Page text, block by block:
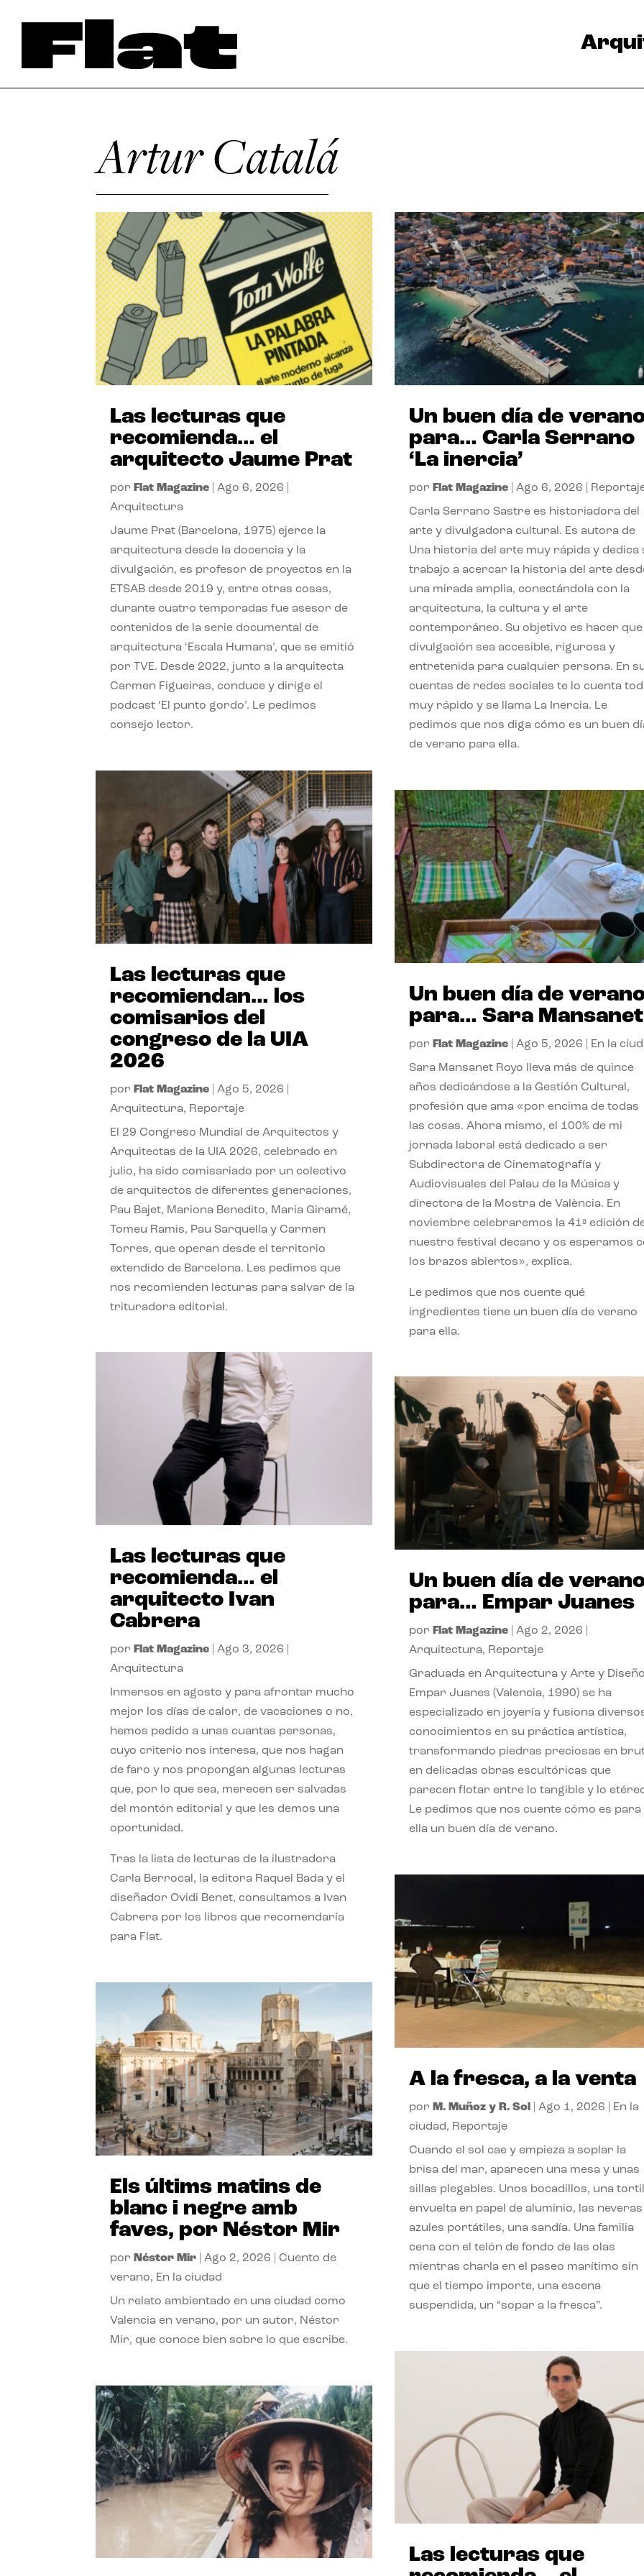
Artur Catalá
Las lecturas que
recomienda… el
arquitecto Jaume Prat
por Flat Magazine |Ago 6, 2026
Arquitectura
Jaume Prat (Barcelona, 1975) ejerce la
arquitectura desde la docencia y la
divulgación, es profesor de proyectos en la
ETSAB desde 2019 y, entre otras cosas,
durante cuatro temporadas fue asesor de
contenidos de la serie documental de
arquitectura ‘Escala Humana’, que se emitió
por TVE. Desde 2022, junto a la arquitecta
Carmen Figueiras, conduce y dirige el
podcast ‘El punto gordo’. Le pedimos
consejo lector.
Las lecturas que
recomiendan… los
comisarios del
congreso de la UIA
2026
por Flat Magazine |Ago 5, 2026
Arquitectura, Reportaje
El 29 Congreso Mundial de Arquitectos y
Arquitectas de la UIA 2026, celebrado en
julio, ha sido comisariado por un colectivo
de arquitectos de diferentes generaciones,
Pau Bajet, Mariona Benedito, Maria Giramé,
Tomeu Ramis, Pau Sarquella y Carmen
Torres, que operan desde el territorio
extendido de Barcelona. Les pedimos que
nos recomienden lecturas para salvar de la
trituradora editorial.
Las lecturas que
recomienda… el
arquitecto Ivan
Cabrera
por Flat Magazine |Ago 3, 2026
Arquitectura
Inmersos en agosto y para afrontar mucho
mejor los días de calor, de vacaciones o no,
hemos pedido a unas cuantas personas,
cuyo criterio nos interesa, que nos hagan
de faro y nos propongan algunas lecturas
que, por lo que sea, merecen ser salvadas
del montón editorial y que les demos una
oportunidad.
Tras la lista de lecturas de la ilustradora
Carla Berrocal, la editora Raquel Bada y el
diseñador Ovidi Benet, consultamos a Ivan
Cabrera por los libros que recomendaría
para Flat.
Els últims matins de
blanc i negre amb
faves, por Néstor Mir
por Néstor Mir |Ago 2, 2026 |Cuento de
verano, En la ciudad
Un relato ambientado en una ciudad como
Valencia en verano, por un autor, Néstor
Mir, que conoce bien sobre lo que escribe.
Un buen día de
para… Carla Serrano
‘La inercia’
por Flat Magazine| Ago 6, 2026
Carla Serrano Sastre es historiadora del
arte y divulgadora cultural. Es autora de
Una historia del arte muy rápida y dedica
trabajo a acercar la historia del arte
una mirada amplia, conectándola con la
arquitectura, la cultura y el arte
contemporáneo. Su objetivo es hacer que
divulgación sea accesible, rigurosa y
entretenida para cualquier persona. En
cuentas de redes sociales te lo cuenta
muy rápido y se llama La Inercia. Le
pedimos que nos diga cómo es un buen
de verano para ella.
Un buen día de
para… Sara Mansanet
por Flat Magazine| Ago 5, 2026 En la
Sara Mansanet Royo lleva más de quince
años dedicándose a la Gestión Cultural,
profesión que ama «por encima de todas
las cosas. Ahora mismo, el 100% de mi
jornada laboral está dedicado a ser
Subdirectora de Cinematografía y
Audiovisuales del Palau de la Música y
directora de la Mostra de València. En
noviembre celebraremos la 41ª edición
nuestro festival decano y os esperamos
los brazos abiertos», explica.
Le pedimos que nos cuente qué
ingredientes tiene un buen día de verano
para ella.
Un buen día de
para… Empar Juanes
por Flat Magazine| Ago 2, 2026
Arquitectura, Reportaje
Graduada en Arquitectura y Arte y
Empar Juanes (Valencia, 1990) se ha
especializado en joyería y fusiona
conocimientos en su práctica artística,
transformando piedras preciosas en
en delicadas obras escultóricas que
parecen flotar entre lo tangible y lo
Le pedimos que nos cuente cómo es para
ella un buen día de verano.
A la fresca, a la venta
por M. Muñoz y R. Sol Ago 1, 2026
En la
ciudad, Reportaje
Cuando el sol cae y empieza a soplar la
brisa del mar, aparecen una mesa y unas
sillas plegables. Unos bocadillos, una
envuelta en papel de aluminio, las neveras
azules portátiles, una sandía. Una familia
cena con el telón de fondo de las olas
mientras charla en el paseo marítimo sin
que el tiempo importe, una escena
suspendida, un “sopar a la fresca”.
Las lecturas que